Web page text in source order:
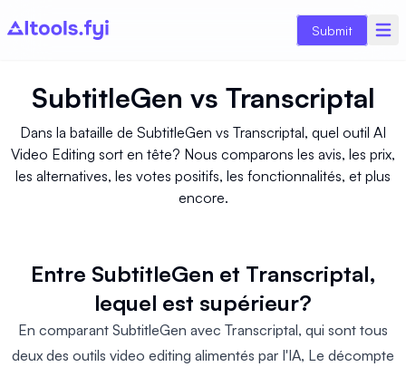
Submit
SubtitleGen vs Transcriptal
Dans la bataille de SubtitleGen vs Transcriptal, quel outil AI
Video Editing sort en tête? Nous comparons les avis, les prix,
les alternatives, les votes positifs, les fonctionnalités, et plus
encore.
Entre SubtitleGen et Transcriptal,
lequel est supérieur?
En comparant SubtitleGen avec Transcriptal, qui sont tous
deux des outils video editing alimentés par l'IA, Le décompte